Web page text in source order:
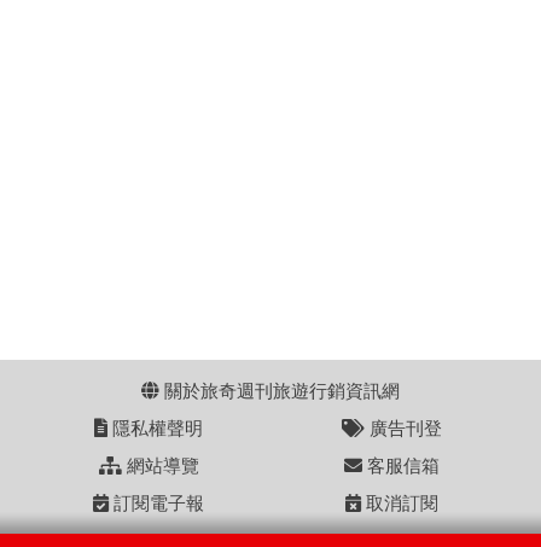
關於旅奇週刊旅遊行銷資訊網
隱私權聲明
廣告刊登
網站導覽
客服信箱
訂閱電子報
取消訂閱